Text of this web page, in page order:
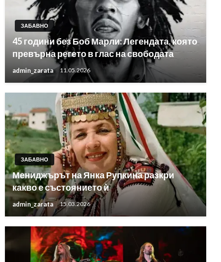
ЗАБАВНО
45 години без Боб Марли: Легендата, която
превърна регето в глас на свободата
admin_zarata 11.05.2026
ЗАБАВНО
Мениджърът на Янка Рупкина разкри
какво е състоянието ѝ
admin_zarata 15.03.2026